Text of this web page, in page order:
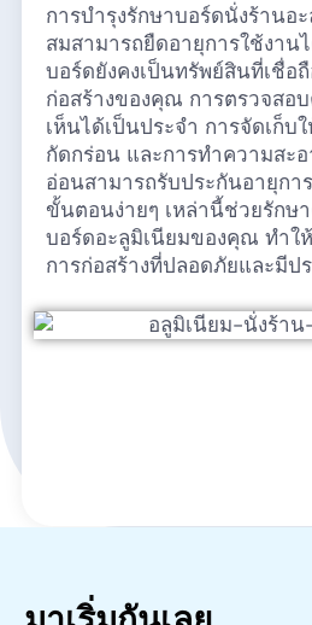
การบำรุงรักษาบอร์ดนั่งร้านอ
สมสามารถยืดอายุการใช้งาน
บอร์ดยังคงเป็นทรัพย์สินที่เชื่อ
ก่อสร้างของคุณ การตรวจสอ
เห็นได้เป็นประจำ การจัดเก็บ
กัดกร่อน และการทำความสะ
อ่อนสามารถรับประกันอายุก
ขั้นตอนง่ายๆ เหล่านี้ช่วยรักษ
บอร์ดอะลูมิเนียมของคุณ ทำใ
การก่อสร้างที่ปลอดภัยและมี